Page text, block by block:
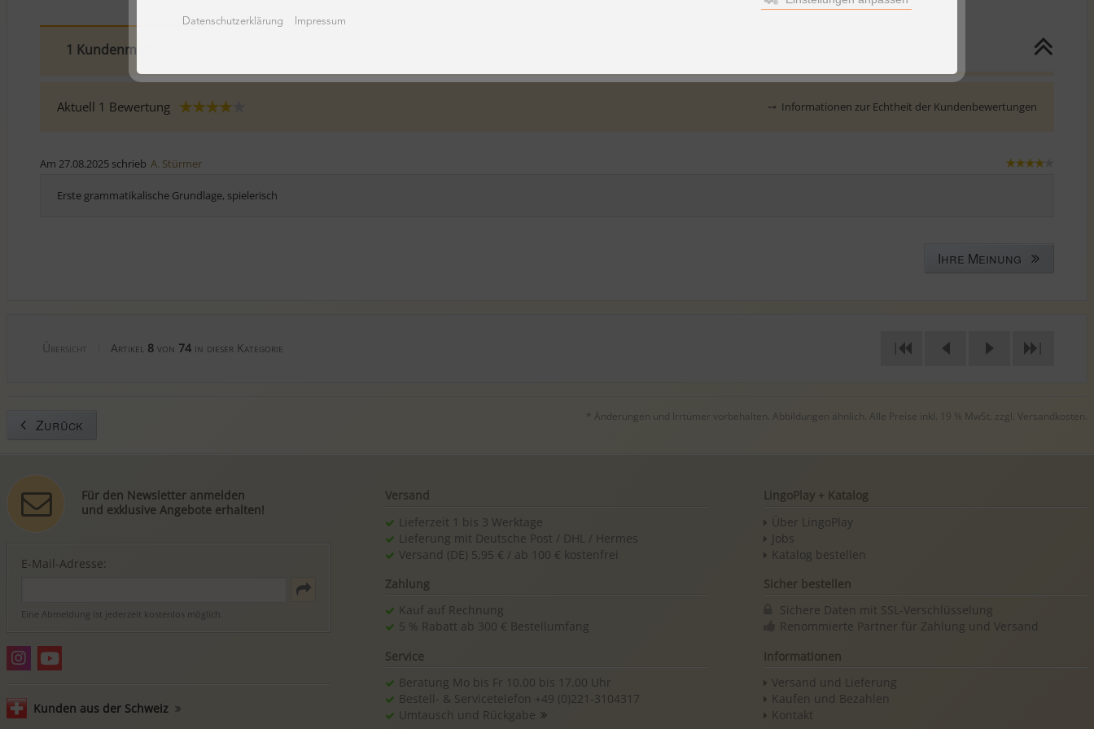
1 Kundenmeinung
Aktuell 1 Bewertung ⤍ Informationen zur Echtheit der Kundenbewertungen
Am 27.08.2025 schrieb A. Stürmer
Erste grammatikalische Grundlage, spielerisch
Ihre Meinung
Übersicht Artikel 8von 74in dieser Kategorie
Zurück * Änderungen und Irrtümer vorbehalten. Abbildungen ähnlich. Alle Preise inkl. 19 % MwSt. zzgl. Versandkosten.
Für den Newsletter anmelden
und exklusive Angebote erhalten!
E-Mail-Adresse:
Eine Abmeldung ist jederzeit kostenlos möglich.
Kunden aus der Schweiz
Versand
Lieferzeit 1 bis 3 Werktage
Lieferung mit Deutsche Post / DHL / Hermes
Versand (DE) 5,95 € / ab 100 € kostenfrei
Zahlung
Kauf auf Rechnung
5 % Rabatt ab 300 € Bestellumfang
Service
Beratung Mo bis Fr 10.00 bis 17.00 Uhr
Bestell- & Servicetelefon +49 (0)221-3104317
Umtausch und Rückgabe
LingoPlay + Katalog
Über LingoPlay
Jobs
Katalog bestellen
Sicher bestellen
Sichere Daten mit SSL-Verschlüsselung
Renommierte Partner für Zahlung und Versand
Informationen
Versand und Lieferung
Kaufen und Bezahlen
Kontakt
Datenschutzerklärung Impressum